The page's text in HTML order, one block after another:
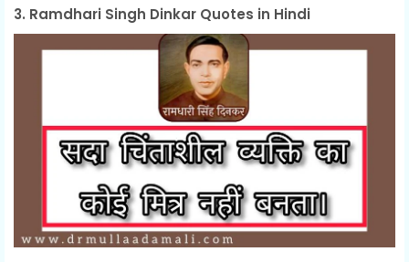
3. Ramdhari Singh Dinkar Quotes in Hindi